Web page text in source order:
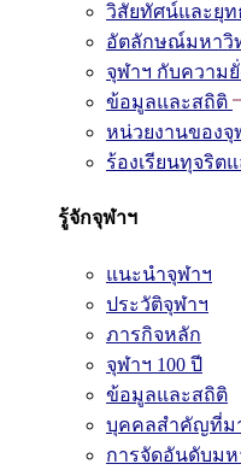
วิสัยทัศน์และยุท
อัตลักษณ์มหาวิ
จุฬาฯ กับความ
ข้อมูลและสถิติ
หน่วยงานของจุ
ร้องเรียนทุจริต
รู้จักจุฬาฯ
แนะนำจุฬาฯ
ประวัติจุฬาฯ
ภารกิจหลัก
จุฬาฯ 100 ปี
ข้อมูลและสถิติ
บุคคลสำคัญที่ม
การจัดอันดับมห